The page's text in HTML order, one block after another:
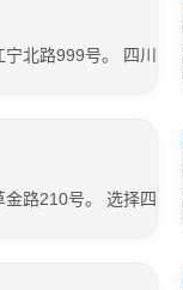
北路999号。 四川
路210号。 选择四